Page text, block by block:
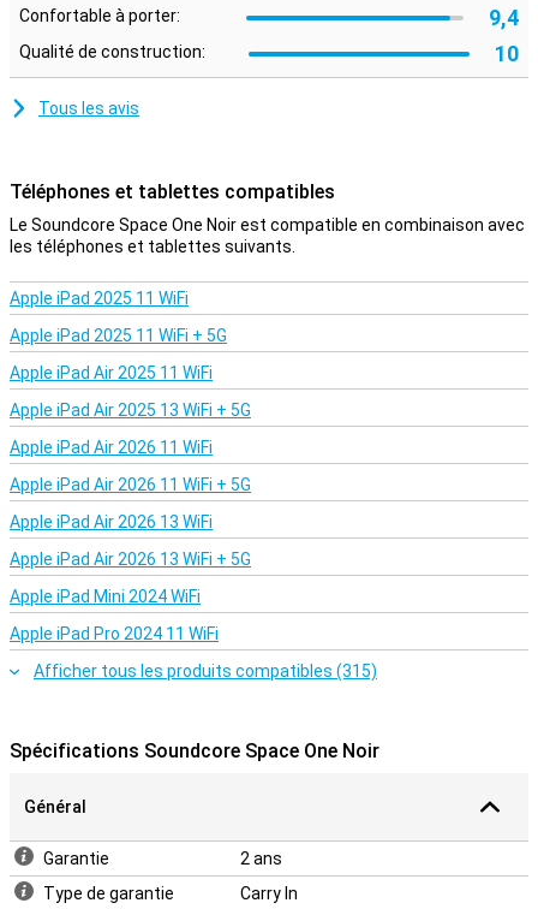
Confortable à porter: 9,4
Qualité de construction: 10
Tous les avis
Téléphones et tablettes compatibles
Le Soundcore Space One Noir est compatible en combinaison avec
les téléphones et tablettes suivants.
Apple iPad 2025 11 WiFi
Apple iPad 2025 11 WiFi + 5G
Apple iPad Air 2025 11 WiFi
Apple iPad Air 2025 13 WiFi + 5G
Apple iPad Air 2026 11 WiFi
Apple iPad Air 2026 11 WiFi + 5G
Apple iPad Air 2026 13 WiFi
Apple iPad Air 2026 13 WiFi + 5G
Apple iPad Mini 2024 WiFi
Apple iPad Pro 2024 11 WiFi
Afficher tous les produits compatibles (315)
Spécifications Soundcore Space One Noir
Général
Garantie
2 ans
Type de garantie
Carry In